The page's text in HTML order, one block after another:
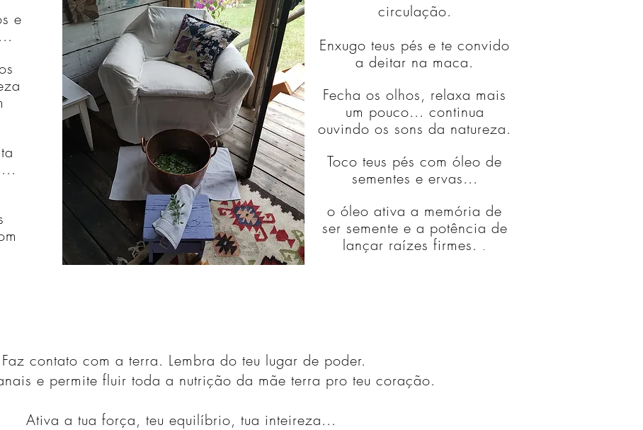
e
circulação.
Enxugo teus pés e te convido
a deitar na maca.
Fecha os olhos, relaxa mais
um pouco... continua
ouvindo os sons da natureza.
Toco teus pés com óleo de
sementes e ervas...
o óleo ativa a memória de
ser semente e a potência de
lançar raízes firmes. .
Faz contato com a terra. Lembra do teu lugar de poder.
e permite fluir toda a nutrição da mãe terra pro teu coração.
Ativa a tua força, teu equilíbrio, tua inteireza...